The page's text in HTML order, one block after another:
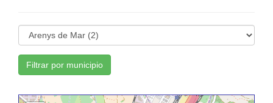
Filtrar por municipio